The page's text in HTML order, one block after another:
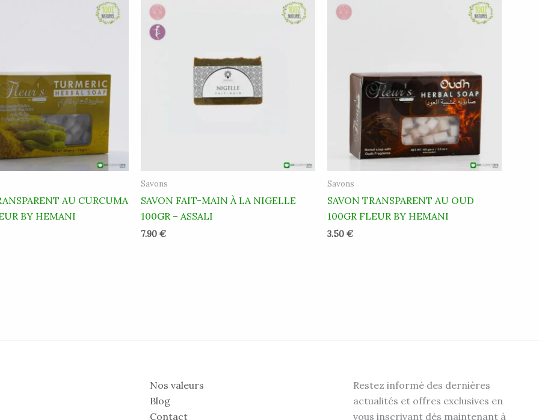
AU CURCUMA
BY HEMANI
Savons
SAVON FAIT-MAIN À LA NIGELLE
100GR – ASSALI
7.90 €
Savons
SAVON TRANSPARENT AU OUD
100GR FLEUR BY HEMANI
3.50 €
Nos valeurs
Blog
Contact
Restez informé des dernières
actualités et offres exclusives en
vous inscrivant dès maintenant à